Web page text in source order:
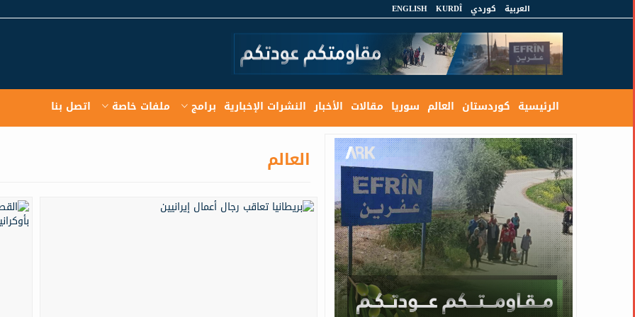
العربية كوردي KURDÎ
ENGLISH
الرئيسية كوردستان العالم سوريا مقالات الأخبار النشرات الإخبارية برامج ملفات خاصة اتصل بنا
العالم